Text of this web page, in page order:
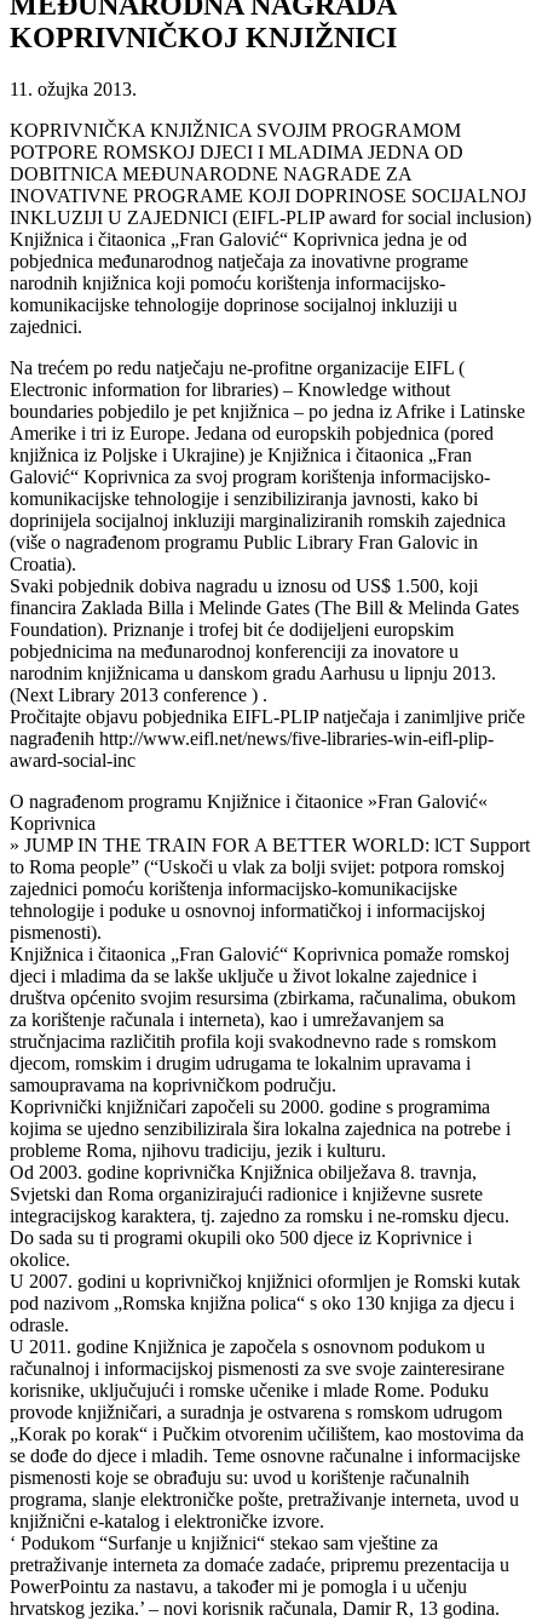
KOPRIVNIČKOJ KNJIŽNICI
11. ožujka 2013.
KOPRIVNIČKA KNJIŽNICA SVOJIM PROGRAMOM
POTPORE ROMSKOJ DJECI I MLADIMA JEDNA OD
DOBITNICA MEĐUNARODNE NAGRADE ZA
INOVATIVNE PROGRAME KOJI DOPRINOSE SOCIJALNOJ
INKLUZIJI U ZAJEDNICI (EIFL-PLIP award for social inclusion)
Knjižnica i čitaonica „Fran Galović“ Koprivnica jedna je od
pobjednica međunarodnog natječaja za inovativne programe
narodnih knjižnica koji pomoću korištenja informacijsko-
komunikacijske tehnologije doprinose socijalnoj inkluziji u
zajednici.
Na trećem po redu natječaju ne-profitne organizacije EIFL (
Electronic information for libraries) – Knowledge without
boundaries pobjedilo je pet knjižnica – po jedna iz Afrike i Latinske
Amerike i tri iz Europe. Jedana od europskih pobjednica (pored
knjižnica iz Poljske i Ukrajine) je Knjižnica i čitaonica „Fran
Galović“ Koprivnica za svoj program korištenja informacijsko-
komunikacijske tehnologije i senzibiliziranja javnosti, kako bi
doprinijela socijalnoj inkluziji marginaliziranih romskih zajednica
(više o nagrađenom programu Public Library Fran Galovic in
Croatia).
Svaki pobjednik dobiva nagradu u iznosu od US$ 1.500, koji
financira Zaklada Billa i Melinde Gates (The Bill & Melinda Gates
Foundation). Priznanje i trofej bit će dodijeljeni europskim
pobjednicima na međunarodnoj konferenciji za inovatore u
narodnim knjižnicama u danskom gradu Aarhusu u lipnju 2013.
(Next Library 2013 conference ) .
Pročitajte objavu pobjednika EIFL-PLIP natječaja i zanimljive priče
nagrađenih http://www.eifl.net/news/five-libraries-win-eifl-plip-
award-social-inc
O nagrađenom programu Knjižnice i čitaonice »Fran Galović«
Koprivnica
» JUMP IN THE TRAIN FOR A BETTER WORLD: lCT Support
to Roma people” (“Uskoči u vlak za bolji svijet: potpora romskoj
zajednici pomoću korištenja informacijsko-komunikacijske
tehnologije i poduke u osnovnoj informatičkoj i informacijskoj
pismenosti).
Knjižnica i čitaonica „Fran Galović“ Koprivnica pomaže romskoj
djeci i mladima da se lakše uključe u život lokalne zajednice i
društva općenito svojim resursima (zbirkama, računalima, obukom
za korištenje računala i interneta), kao i umrežavanjem sa
stručnjacima različitih profila koji svakodnevno rade s romskom
djecom, romskim i drugim udrugama te lokalnim upravama i
samoupravama na koprivničkom području.
Koprivnički knjižničari započeli su 2000. godine s programima
kojima se ujedno senzibilizirala šira lokalna zajednica na potrebe i
probleme Roma, njihovu tradiciju, jezik i kulturu.
Od 2003. godine koprivnička Knjižnica obilježava 8. travnja,
Svjetski dan Roma organizirajući radionice i književne susrete
integracijskog karaktera, tj. zajedno za romsku i ne-romsku djecu.
Do sada su ti programi okupili oko 500 djece iz Koprivnice i
okolice.
U 2007. godini u koprivničkoj knjižnici oformljen je Romski kutak
pod nazivom „Romska knjižna polica“ s oko 130 knjiga za djecu i
odrasle.
U 2011. godine Knjižnica je započela s osnovnom podukom u
računalnoj i informacijskoj pismenosti za sve svoje zainteresirane
korisnike, uključujući i romske učenike i mlade Rome. Poduku
provode knjižničari, a suradnja je ostvarena s romskom udrugom
„Korak po korak“ i Pučkim otvorenim učilištem, kao mostovima da
se dođe do djece i mladih. Teme osnovne računalne i informacijske
pismenosti koje se obrađuju su: uvod u korištenje računalnih
programa, slanje elektroničke pošte, pretraživanje interneta, uvod u
knjižnični e-katalog i elektroničke izvore.
‘ Podukom “Surfanje u knjižnici“ stekao sam vještine za
pretraživanje interneta za domaće zadaće, pripremu prezentacija u
PowerPointu za nastavu, a također mi je pomogla i u učenju
hrvatskog jezika.’ – novi korisnik računala, Damir R, 13 godina.